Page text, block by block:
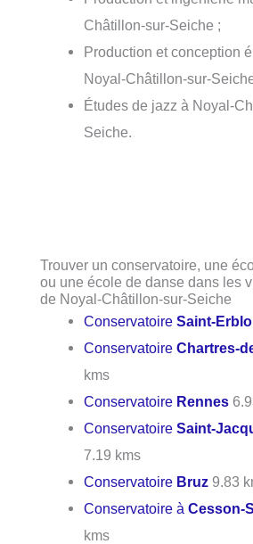
Châtillon-sur-Seiche ;
Production et conception
Noyal-Châtillon-sur-
Études de jazz à Noyal-
Seiche.
Trouver un conservatoire, une
ou une école de danse dans les
de Noyal-Châtillon-sur-Seiche
ConservatoireSaint-
ConservatoireChartres-
kms
Conservatoire Rennes
ConservatoireSaint-
7.19 kms
Conservatoire Bruz 9.83
Conservatoire àCesson-
kms